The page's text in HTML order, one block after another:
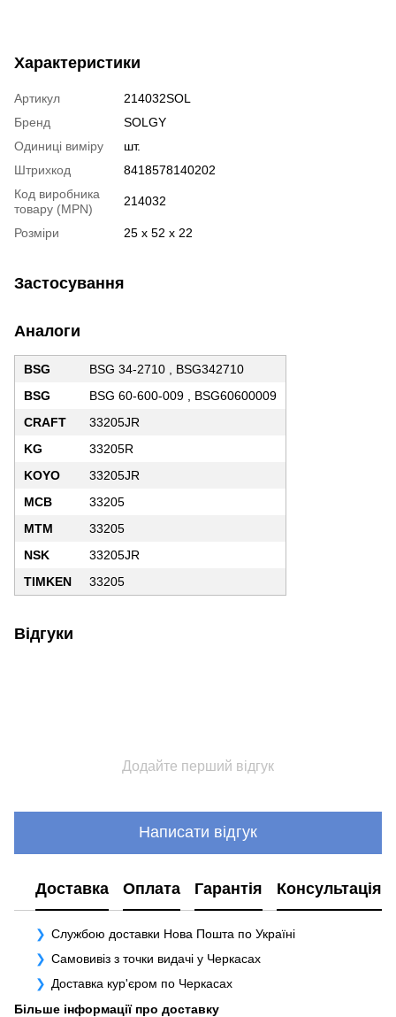
Характеристики
Артикул
214032SOL
Бренд
SOLGY
Одиниці виміру
шт.
Штрихкод
8418578140202
Код виробника
товару (MPN)
214032
Розміри 25 x 52 x 22
Застосування
Аналоги
BSG
BSG 34-2710 , BSG342710
BSG
BSG 60-600-009 , BSG60600009
CRAFT
33205JR
KG
33205R
KOYO
33205JR
MCB
33205
MTM
33205
NSK
33205JR
TIMKEN
33205
Відгуки
Додайте перший відгук
Написати відгук
Доставка Оплата Гарантія Консультація
Службою доставки Нова Пошта по Україні
Самовивіз з точки видачі у Черкасах
Доставка кур'єром по Черкасах
Більше інформації про доставку